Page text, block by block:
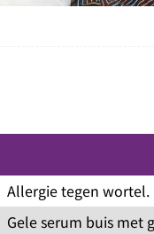
Allergie tegen wortel.
Gele serum buis met